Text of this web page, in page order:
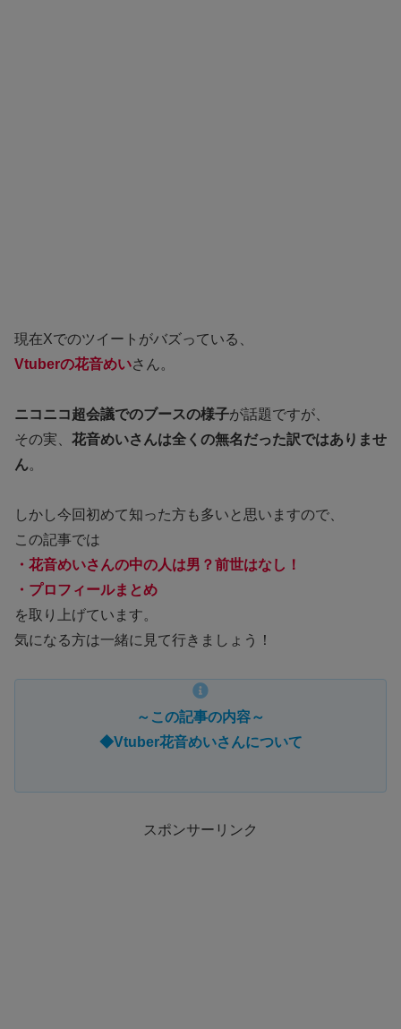
現在Xでのツイートがバズっている、
Vtuberの花音めいさん。
ニコニコ超会議でのブースの様子が話題ですが、
その実、 花音めいさんは全くの無名だった訳ではありませ
ん。
しかし今回初めて知った方も多いと思いますので、
この記事では
・花音めいさんの中の人は男？前世はなし！
・プロフィールまとめ
を取り上げています。
気になる方は一緒に見て行きましょう！
～この記事の内容～
◆Vtuber花音めいさんについて
スポンサーリンク